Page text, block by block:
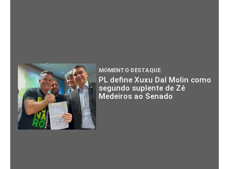
MOMENTO DESTAQUE
PL define Xuxu Dal Molin como
segundo suplente de Zé
Medeiros ao Senado